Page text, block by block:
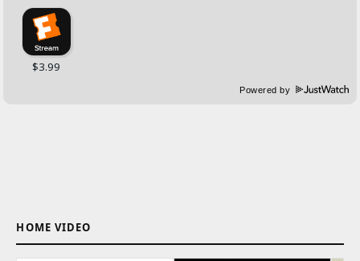
Powered by
HOME VIDEO